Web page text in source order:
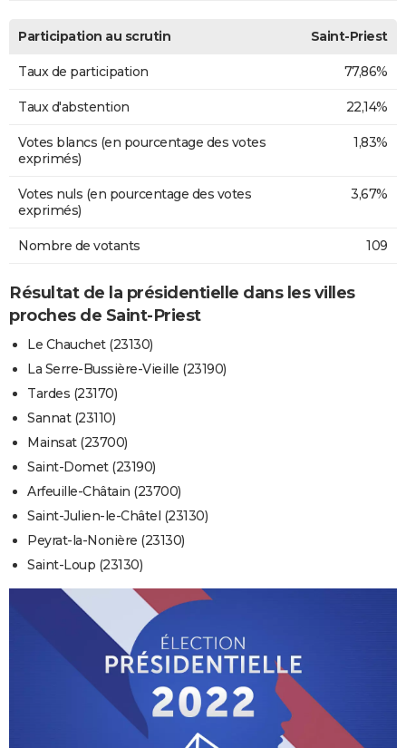
Participation au scrutin Saint-Priest
Taux de participation 77,86%
Taux d'abstention 22,14%
Votes blancs (en pourcentage des votes
exprimés)
1,83%
Votes nuls (en pourcentage des votes
exprimés)
3,67%
Nombre de votants 109
Résultat de la présidentielle dans les villes
proches de Saint-Priest
Le Chauchet (23130)
La Serre-Bussière-Vieille (23190)
Tardes (23170)
Sannat (23110)
Mainsat (23700)
Saint-Domet (23190)
Arfeuille-Châtain (23700)
Saint-Julien-le-Châtel (23130)
Peyrat-la-Nonière (23130)
Saint-Loup (23130)